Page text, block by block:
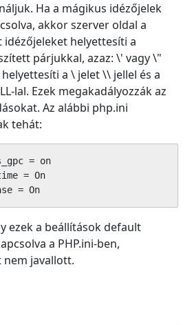
Ha a mágikus idézőjelek
akkor szerver oldal a
helyettesíti a
párjukkal, azaz: \' vagy \"
a \ jelet \\ jellel és a
lal. Ezek megakadályozzák az
Az alábbi php.ini
tehát:
= on
= On
= On
ezek a beállítások default
a PHP.ini-ben,
nem javallott.
window